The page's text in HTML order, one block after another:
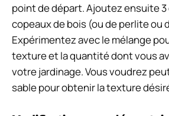
point de départ. Ajoutez ensuite 3
copeaux de bois (ou de perlite ou
Expérimentez avec le mélange
texture et la quantité dont vous
votre jardinage. Vous voudrez
sable pour obtenir la texture